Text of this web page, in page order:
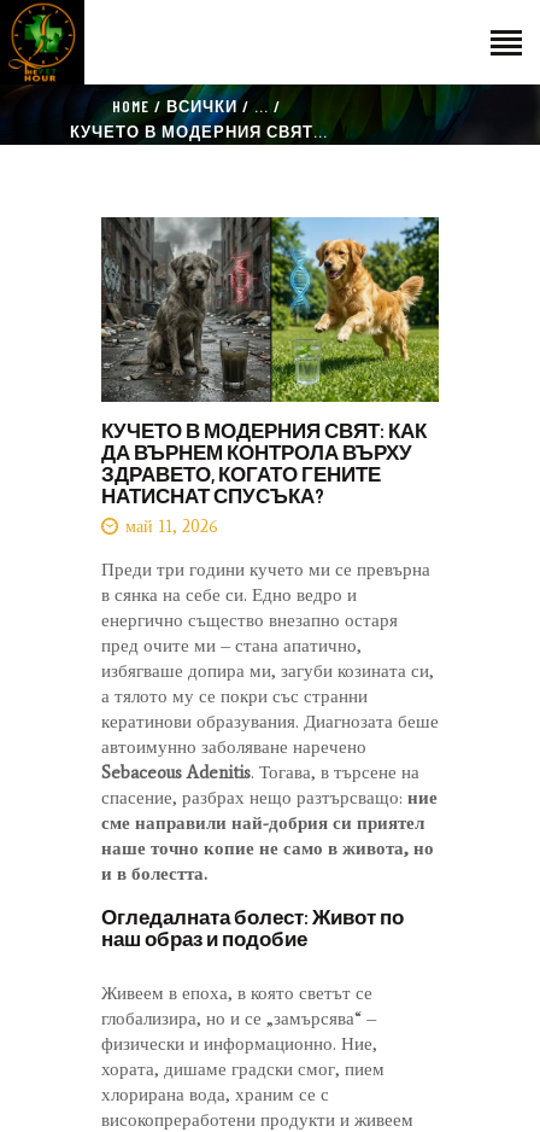
HOME ВСИЧКИ
...
КУЧЕТО В МОДЕРНИЯ СВЯТ...
НАЧАЛО
КАТАЛОГ
THE VET HOUR
БЛОГ
КОНТАКТ
КУЧЕТО В МОДЕРНИЯ СВЯТ: КАК
ДА ВЪРНЕМ КОНТРОЛА ВЪРХУ
ЗДРАВЕТО, КОГАТО ГЕНИТЕ
НАТИСНАТ СПУСЪКА?
май 11, 2026
Преди три години кучето ми се превърна
в сянка на себе си. Едно ведро и
енергично същество внезапно остаря
пред очите ми – стана апатично,
избягваше допира ми, загуби козината си,
а тялото му се покри със странни
кератинови образувания. Диагнозата беше
автоимунно заболяване наречено
Sebaceous Adenitis. Тогава, в търсене на
спасение, разбрах нещо разтърсващо: ние
сме направили най-добрия си приятел
наше точно копие не само в живота, но
и в болестта.
Огледалната болест: Живот по
наш образ и подобие
Живеем в епоха, в която светът се
глобализира, но и се „замърсява“ –
физически и информационно. Ние,
хората, дишаме градски смог, пием
хлорирана вода, храним се с
високопреработени продукти и живеем